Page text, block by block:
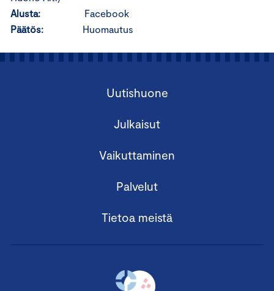
Alusta: Facebook
Päätös:
Huomautus
Uutishuone
Julkaisut
Vaikuttaminen
Palvelut
Tietoa meistä